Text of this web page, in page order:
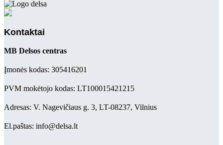
Kontaktai
MB Delsos centras
Įmonės kodas: 305416201
PVM mokėtojo kodas: LT100015421215
Adresas: V. Nagevičiaus g. 3, LT-08237, Vilnius
El.paštas: info@delsa.lt